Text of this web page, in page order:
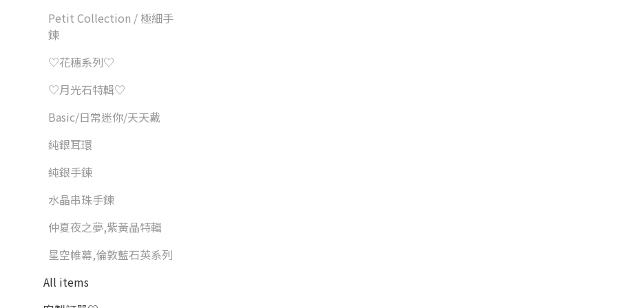
Petit Collection / 極細手
鍊
♡花穗系列♡
♡月光石特輯♡
Basic/日常迷你/天天戴
純銀耳環
純銀手鍊
水晶串珠手鍊
仲夏夜之夢,紫黃晶特輯
星空帷幕,倫敦藍石英系列
All items